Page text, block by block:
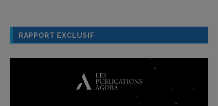
RAPPORT EXCLUSIF